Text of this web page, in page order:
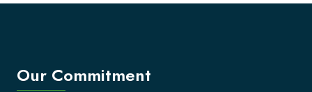
Our Commitment